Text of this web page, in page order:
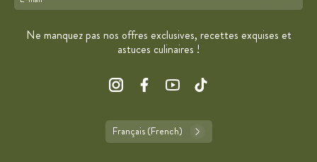
Format : adresse@email.com
Ne manquez pas nos offres exclusives, recettes exquises et
astuces culinaires !
Français (French)